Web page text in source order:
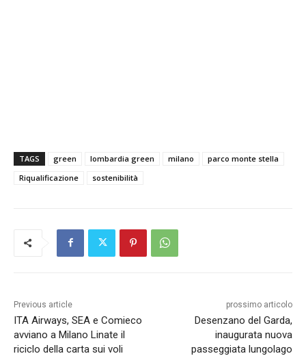
TAGS green lombardia green milano
parco monte stella
Riqualificazione
sostenibilità
Previous article
ITA Airways, SEA e Comieco
avviano a Milano Linate il
riciclo della carta sui voli
prossimo articolo
Desenzano del Garda,
inaugurata nuova
passeggiata lungolago